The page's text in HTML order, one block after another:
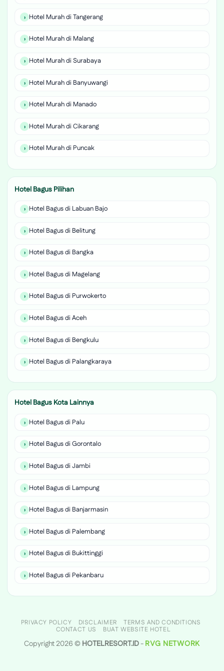
Hotel Murah di Tangerang
Hotel Murah di Malang
Hotel Murah di Surabaya
Hotel Murah di Banyuwangi
Hotel Murah di Manado
Hotel Murah di Cikarang
Hotel Murah di Puncak
Hotel Bagus Pilihan
Hotel Bagus di Labuan Bajo
Hotel Bagus di Belitung
Hotel Bagus di Bangka
Hotel Bagus di Magelang
Hotel Bagus di Purwokerto
Hotel Bagus di Aceh
Hotel Bagus di Bengkulu
Hotel Bagus di Palangkaraya
Hotel Bagus Kota Lainnya
Hotel Bagus di Palu
Hotel Bagus di Gorontalo
Hotel Bagus di Jambi
Hotel Bagus di Lampung
Hotel Bagus di Banjarmasin
Hotel Bagus di Palembang
Hotel Bagus di Bukittinggi
Hotel Bagus di Pekanbaru
PRIVACY POLICY DISCLAIMER
TERMS AND CONDITIONS
CONTACT US
BUAT WEBSITE HOTEL
Copyright 2026 © HOTELRESORT.ID- RVG NETWORK